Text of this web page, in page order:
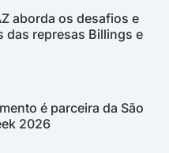
aborda os desafios e
das represas Billings e
é parceira da São
2026